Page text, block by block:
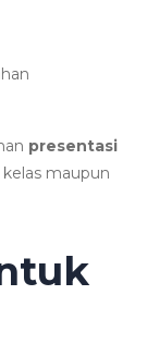
presentasi
maupun